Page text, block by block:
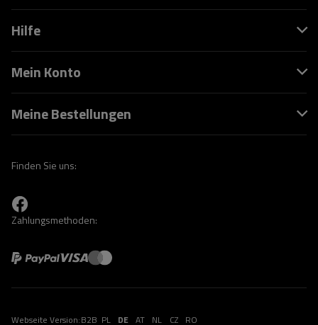
Hilfe
Mein Konto
Meine Bestellungen
Finden Sie uns:
Zahlungsmethoden:
Webseite Version:B2B PL DE AT NL CZ RO